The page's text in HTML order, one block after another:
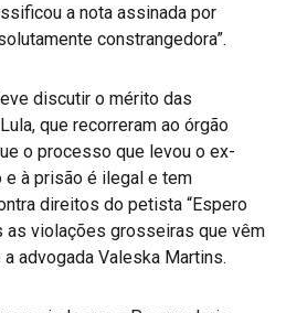
a nota assinada por
constrangedora”.
discutir o mérito das
que recorreram ao órgão
o processo que levou o ex-
e à prisão é ilegal e tem
direitos do petista “Espero
as violações grosseiras que vêm
advogada Valeska Martins.